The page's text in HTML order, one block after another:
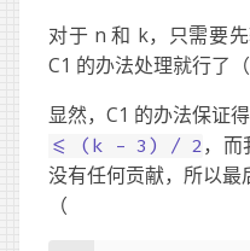
对于 n 和 k，只需要
C1 的办法处理就行了
显然，C1 的办法保证
<= (k - 3) / 2，而
没有任何贡献，所以最
（